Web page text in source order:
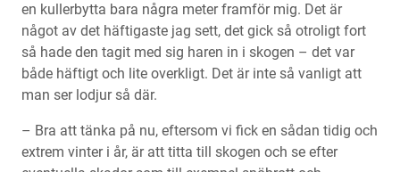
en kullerbytta bara några meter framför mig. Det är
något av det häftigaste jag sett, det gick så otroligt fort
så hade den tagit med sig haren in i skogen – det var
både häftigt och lite overkligt. Det är inte så vanligt att
man ser lodjur så där.
– Bra att tänka på nu, eftersom vi fick en sådan tidig och
extrem vinter i år, är att titta till skogen och se efter